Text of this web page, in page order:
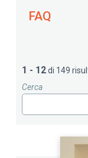
FAQ
1 - 12di 149
Cerca